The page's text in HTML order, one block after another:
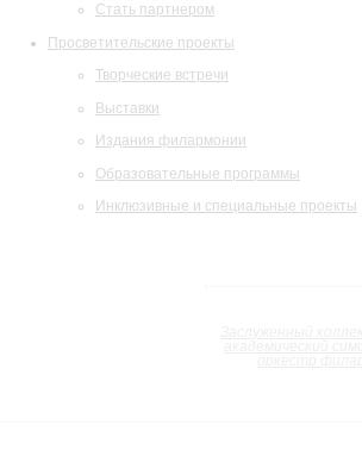
Стать партнером
Просветительские проекты
Творческие встречи
Выставки
Издания филармонии
Образовательные программы
Инклюзивные и специальные проекты